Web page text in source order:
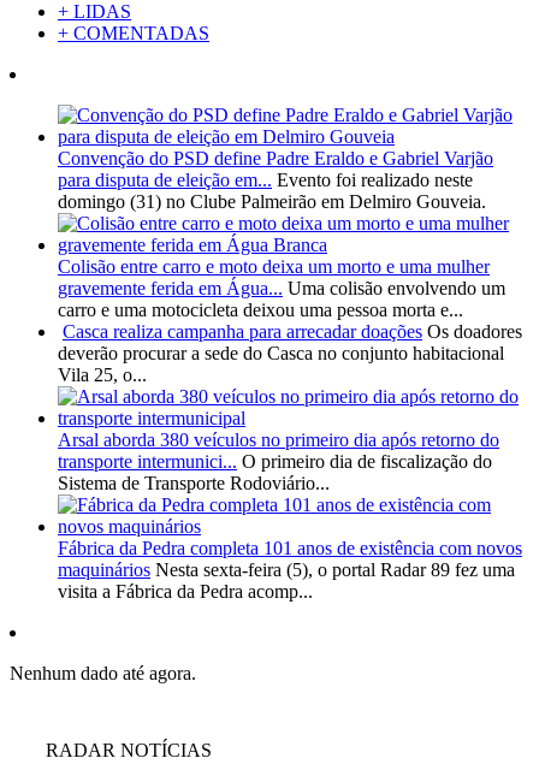
+ LIDAS
+ COMENTADAS
Convenção do PSD define Padre Eraldo e Gabriel Varjão
para disputa de eleição em... Evento foi realizado neste
domingo (31) no Clube Palmeirão em Delmiro Gouveia.
Colisão entre carro e moto deixa um morto e uma mulher
gravemente ferida em Água... Uma colisão envolvendo um
carro e uma motocicleta deixou uma pessoa morta e...
Casca realiza campanha para arrecadar doações Os doadores
deverão procurar a sede do Casca no conjunto habitacional
Vila 25, o...
Arsal aborda 380 veículos no primeiro dia após retorno do
transporte intermunici... O primeiro dia de fiscalização do
Sistema de Transporte Rodoviário...
Fábrica da Pedra completa 101 anos de existência com novos
maquinários Nesta sexta-feira (5), o portal Radar 89 fez uma
visita a Fábrica da Pedra acomp...
Nenhum dado até agora.
RADAR NOTÍCIAS